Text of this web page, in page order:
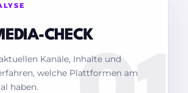
CHECK
Kanäle, Inhalte und
welche Plattformen am
haben.